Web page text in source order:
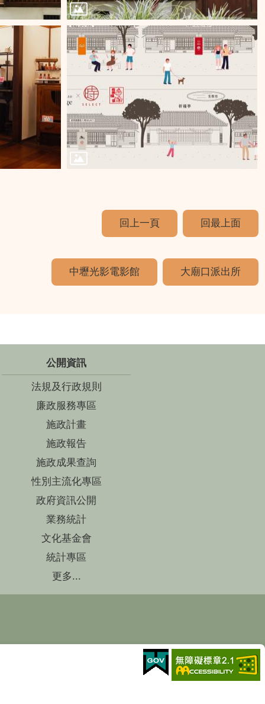
回上一頁 回最上面
中壢光影電影館 大廟口派出所
公開資訊
法規及行政規則
廉政服務專區
施政計畫
施政報告
施政成果查詢
性別主流化專區
政府資訊公開
業務統計
文化基金會
統計專區
更多...